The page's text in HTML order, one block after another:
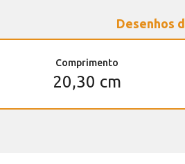
Desenhos
Comprimento
20,30 cm